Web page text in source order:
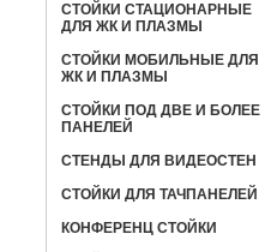
СТОЙКИ СТАЦИОНАРНЫЕ
ДЛЯ ЖК И ПЛАЗМЫ
СТОЙКИ МОБИЛЬНЫЕ ДЛЯ
ЖК И ПЛАЗМЫ
СТОЙКИ ПОД ДВЕ И БОЛЕЕ
ПАНЕЛЕЙ
СТЕНДЫ ДЛЯ ВИДЕОСТЕН
СТОЙКИ ДЛЯ ТАЧПАНЕЛЕЙ
КОНФЕРЕНЦ СТОЙКИ